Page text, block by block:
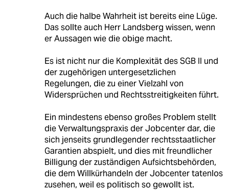
Auch die halbe Wahrheit ist bereits eine Lüge.
Das sollte auch Herr Landsberg wissen, wenn
er Aussagen wie die obige macht.
Es ist nicht nur die Komplexität des SGB II und
der zugehörigen untergesetzlichen
Regelungen, die zu einer Vielzahl von
Widersprüchen und Rechtsstreitigkeiten führt.
Ein mindestens ebenso großes Problem stellt
die Verwaltungspraxis der Jobcenter dar, die
sich jenseits grundlegender rechtsstaatlicher
Garantien abspielt, und dies mit freundlicher
Billigung der zuständigen Aufsichtsbehörden,
die dem Willkürhandeln der Jobcenter tatenlos
zusehen, weil es politisch so gewollt ist.